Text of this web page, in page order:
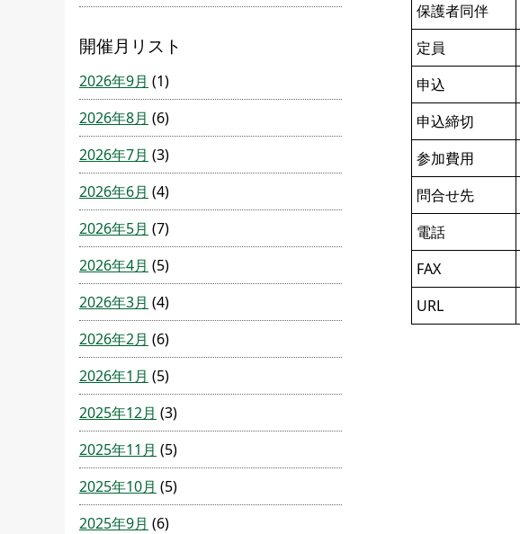
保護者同伴
定員
申込
申込締切
参加費用
問合せ先
電話
FAX
URL
開催月リスト
2026年9月 (1)
2026年8月 (6)
2026年7月 (3)
2026年6月 (4)
2026年5月 (7)
2026年4月 (5)
2026年3月 (4)
2026年2月 (6)
2026年1月 (5)
2025年12月 (3)
2025年11月 (5)
2025年10月 (5)
2025年9月 (6)